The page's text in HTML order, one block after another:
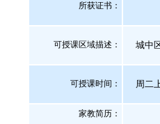
所获证书 ：
可授课区域描述： 城中
可授课时间： 周二
家教简历：